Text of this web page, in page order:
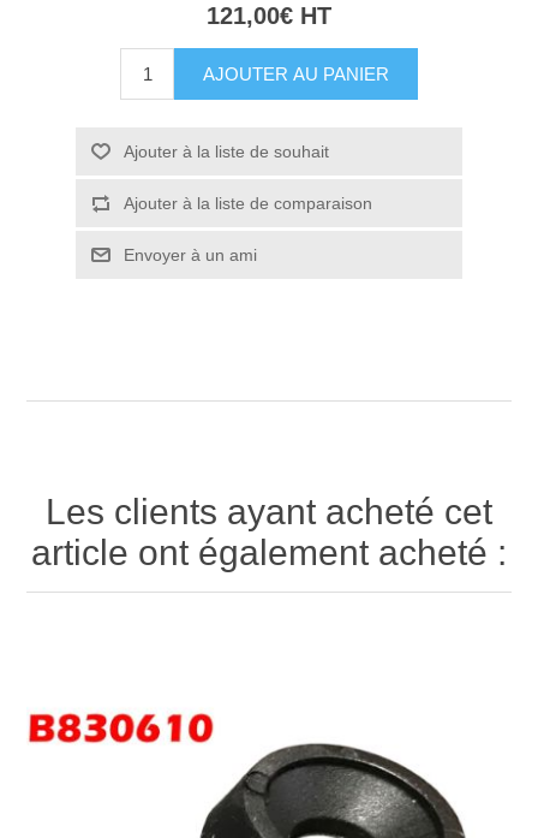
121,00€ HT
AJOUTER AU PANIER
Ajouter à la liste de souhait
Ajouter à la liste de comparaison
Envoyer à un ami
Les clients ayant acheté cet
article ont également acheté :